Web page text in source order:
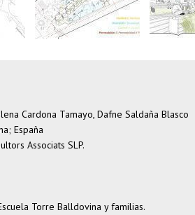
Cardona Tamayo, Dafne Saldaña Blasco
España
Associats SLP.
Torre Balldovina y familias.